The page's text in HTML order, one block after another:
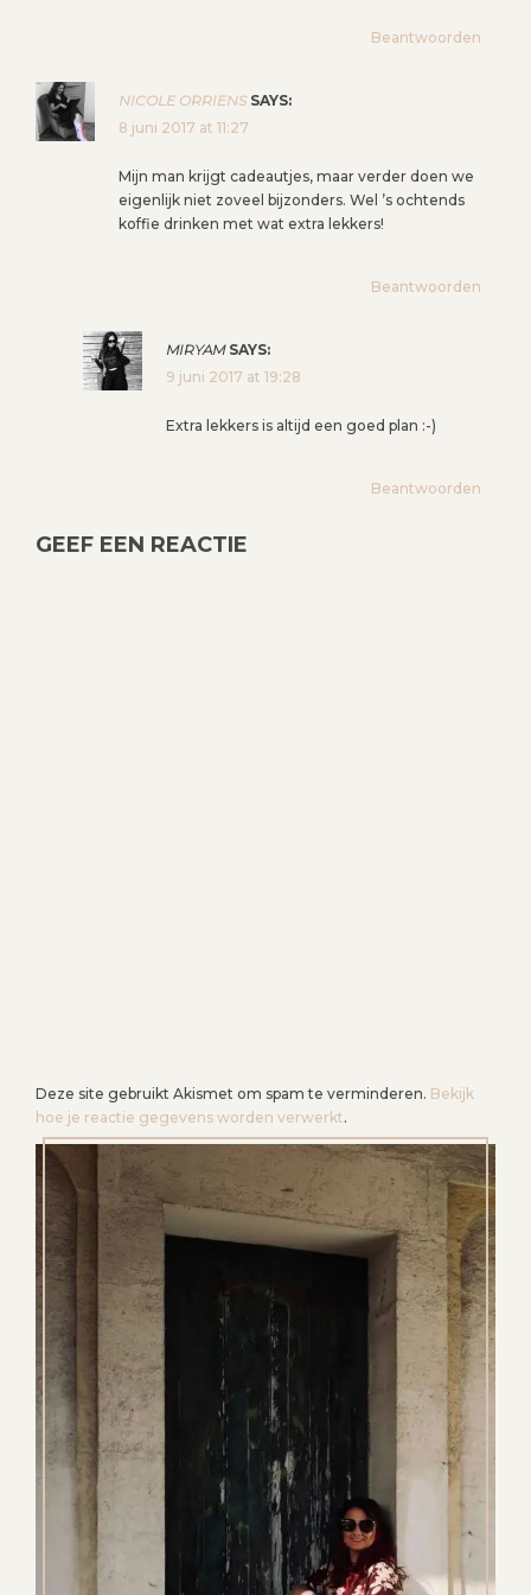
Beantwoorden
NICOLE ORRIENS SAYS:
8 juni 2017 at 11:27
Mijn man krijgt cadeautjes, maar verder doen we
eigenlijk niet zoveel bijzonders. Wel ’s ochtends
koffie drinken met wat extra lekkers!
Beantwoorden
MIRYAM SAYS:
9 juni 2017 at 19:28
Extra lekkers is altijd een goed plan :-)
Beantwoorden
GEEF EEN REACTIE
Deze site gebruikt Akismet om spam te verminderen. Bekijk
hoe je reactie gegevens worden verwerkt.